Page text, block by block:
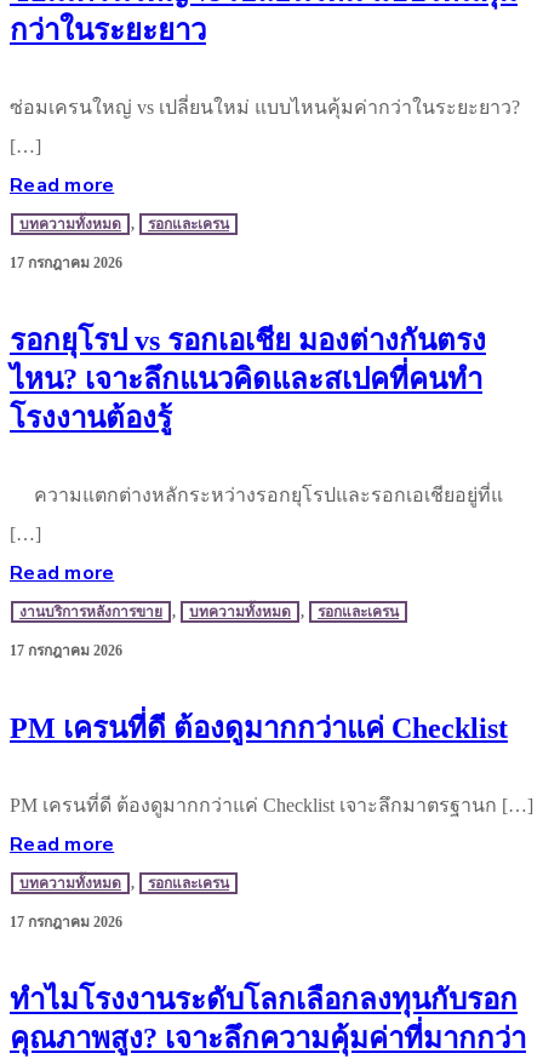
กว่าในระยะยาว
ซ่อมเครนใหญ่ vs เปลี่ยนใหม่ แบบไหนคุ้มค่ากว่าในระยะยาว?
[…]
Read more
บทความทั้งหมด , รอกและเครน
17 กรกฎาคม 2026
รอกยุโรป vs รอกเอเชีย มองต่างกันตรง
ไหน? เจาะลึกแนวคิดและสเปคที่คนทำ
โรงงานต้องรู้
ความแตกต่างหลักระหว่างรอกยุโรปและรอกเอเชียอยู่ที่แ
[…]
Read more
งานบริการหลังการขาย , บทความทั้งหมด , รอกและเครน
17 กรกฎาคม 2026
PM เครนที่ดี ต้องดูมากกว่าแค่ Checklist
PM เครนที่ดี ต้องดูมากกว่าแค่ Checklist เจาะลึกมาตรฐานก […]
Read more
บทความทั้งหมด , รอกและเครน
17 กรกฎาคม 2026
ทำไมโรงงานระดับโลกเลือกลงทุนกับรอก
คุณภาพสูง? เจาะลึกความคุ้มค่าที่มากกว่า